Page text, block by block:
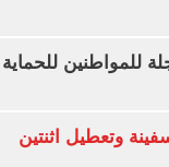
للمواطنين للحماية
: تغيير مسار 51 سفينة وتعطيل اثنتين